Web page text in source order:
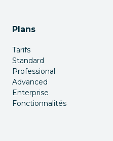
Plans
Tarifs
Standard
Professional
Advanced
Enterprise
Fonctionnalités